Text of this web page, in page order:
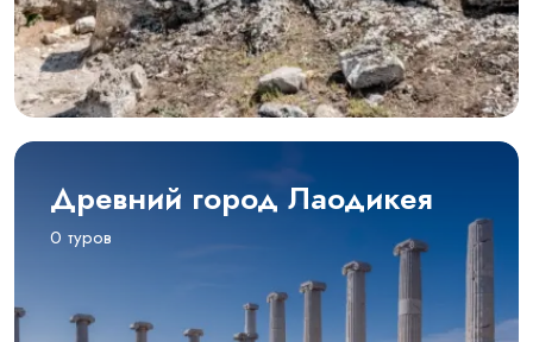
Древний город Лаодикея
0 туров